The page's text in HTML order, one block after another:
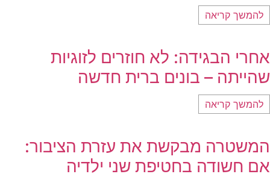
להמשך קריאה
אחרי הבגידה: לא חוזרים לזוגיות
שהייתה – בונים ברית חדשה
להמשך קריאה
המשטרה מבקשת את עזרת הציבור:
אם חשודה בחטיפת שני ילדיה